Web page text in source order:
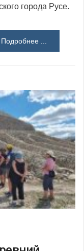
города Русе.
Подробнее ...